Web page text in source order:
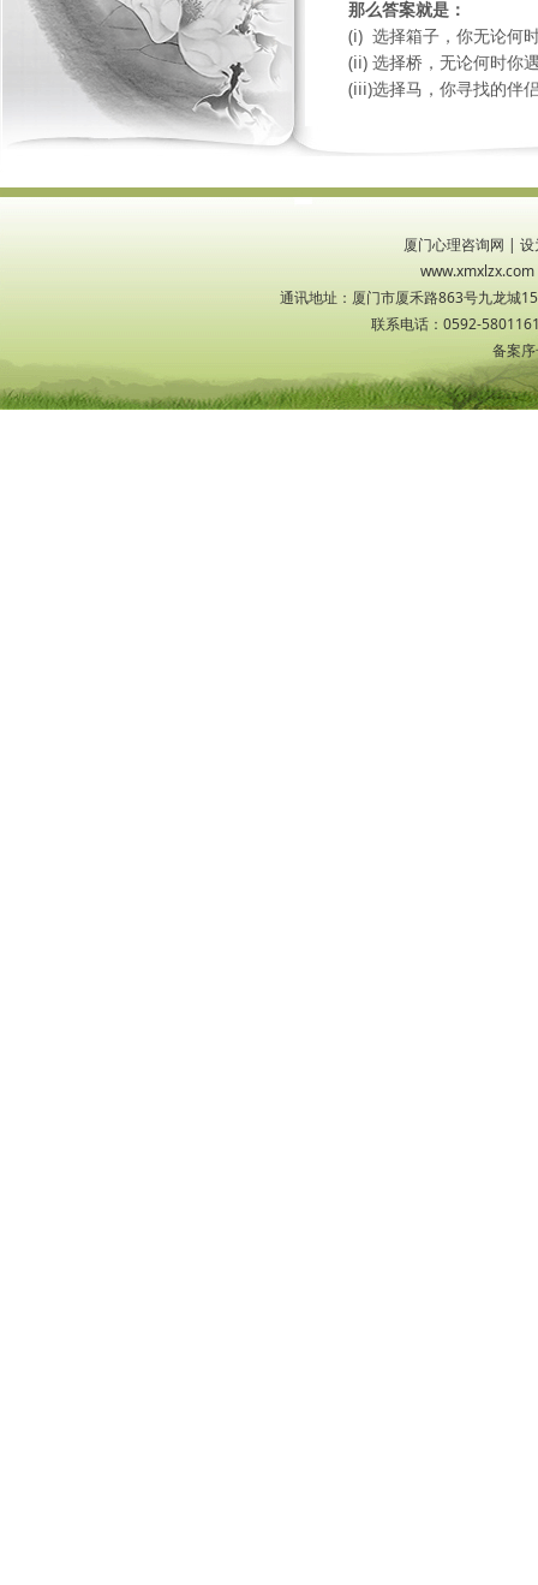
那么答案就是：
(i) 选择箱子，你无论何
(ii) 选择桥，无论何时你
(iii)选择马，你寻找的伴
厦门心理咨询网 | 设
通讯地址：厦门市厦禾路863号九龙城
联系电话：0592-
备案